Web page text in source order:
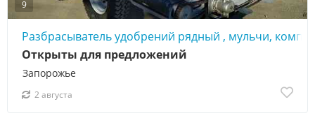
9
Разбрасыватель удобрений рядный , мульчи,
Запорожье
Открыты для предложений
2 августа